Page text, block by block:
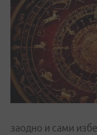
заодно и сами